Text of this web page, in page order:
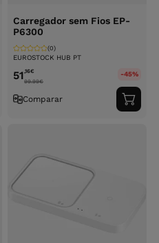
Carregador sem Fios EP-
P6300
EUROSTOCK HUB PT
(0)
51,16€
99.99€
-45%
Comparar
ao